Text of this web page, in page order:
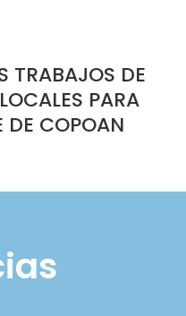
TRABAJOS DE
PARA
DE COPOAN